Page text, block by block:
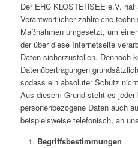
Der EHC KLOSTERSEE e.V.
Verantwortlicher zahlreiche
Maßnahmen umgesetzt, um
der über diese Internetseite
Daten sicherzustellen. Dennoch
Datenübertragungen
sodass ein absoluter Schutz
Aus diesem Grund steht es jeder
personenbezogene Daten auch
beispielsweise telefonisch, an
Begriffsbestimmungen